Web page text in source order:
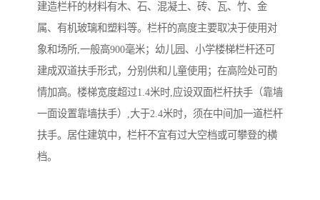
建造栏杆的材料有木、石、混凝土、砖、瓦、竹、金
属、有机玻璃和塑料等。栏杆的高度主要取决于使用对
象和场所,一般高900毫米；幼儿园、小学楼梯栏杆还可
建成双道扶手形式，分别供和儿童使用；在高险处可酌
情加高。楼梯宽度超过1.4米时,应设双面栏杆扶手（靠墙
一面设置靠墙扶手）,大于2.4米时，须在中间加一道栏杆
扶手。居住建筑中，栏杆不宜有过大空档或可攀登的横
档。